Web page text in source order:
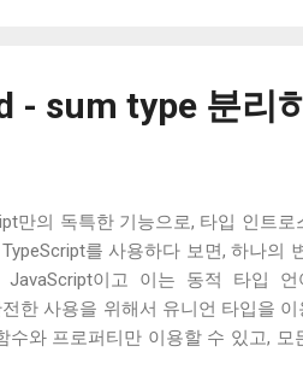
- sum type 분리
만의 독특한 기능으로, 타입 인트
를 사용하다 보면, 하나의
이고 이는 동적 타입
한 사용을 위해서 유니언 타입을
와 프로퍼티만 이용할 수 있고, 모